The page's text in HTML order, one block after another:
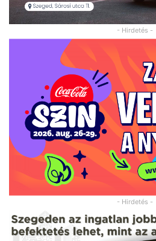
- Hirdetés -
- Hirdetés -